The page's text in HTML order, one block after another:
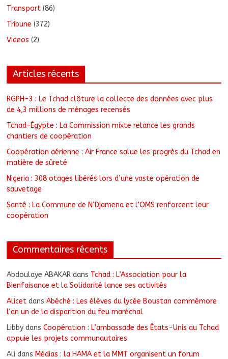
Transport (86)
Tribune (372)
Videos (2)
Articles récents
RGPH-3 : Le Tchad clôture la collecte des données avec plus
de 4,3 millions de ménages recensés
Tchad–Égypte : La Commission mixte relance les grands
chantiers de coopération
Coopération aérienne : Air France salue les progrès du Tchad en
matière de sûreté
Nigeria : 308 otages libérés lors d’une vaste opération de
sauvetage
Santé : La Commune de N’Djamena et l’OMS renforcent leur
coopération
Commentaires récents
Abdoulaye ABAKAR dans Tchad : L’Association pour la
Bienfaisance et la Solidarité lance ses activités
Alicet dansAbéché : Les élèves du lycée Boustan commémore
l’an un de la disparition du feu maréchal
Libby dansCoopération : L’ambassade des États-Unis au Tchad
appuie les projets communautaires
Ali dans Médias : la HAMA et la MMT organisent un forum